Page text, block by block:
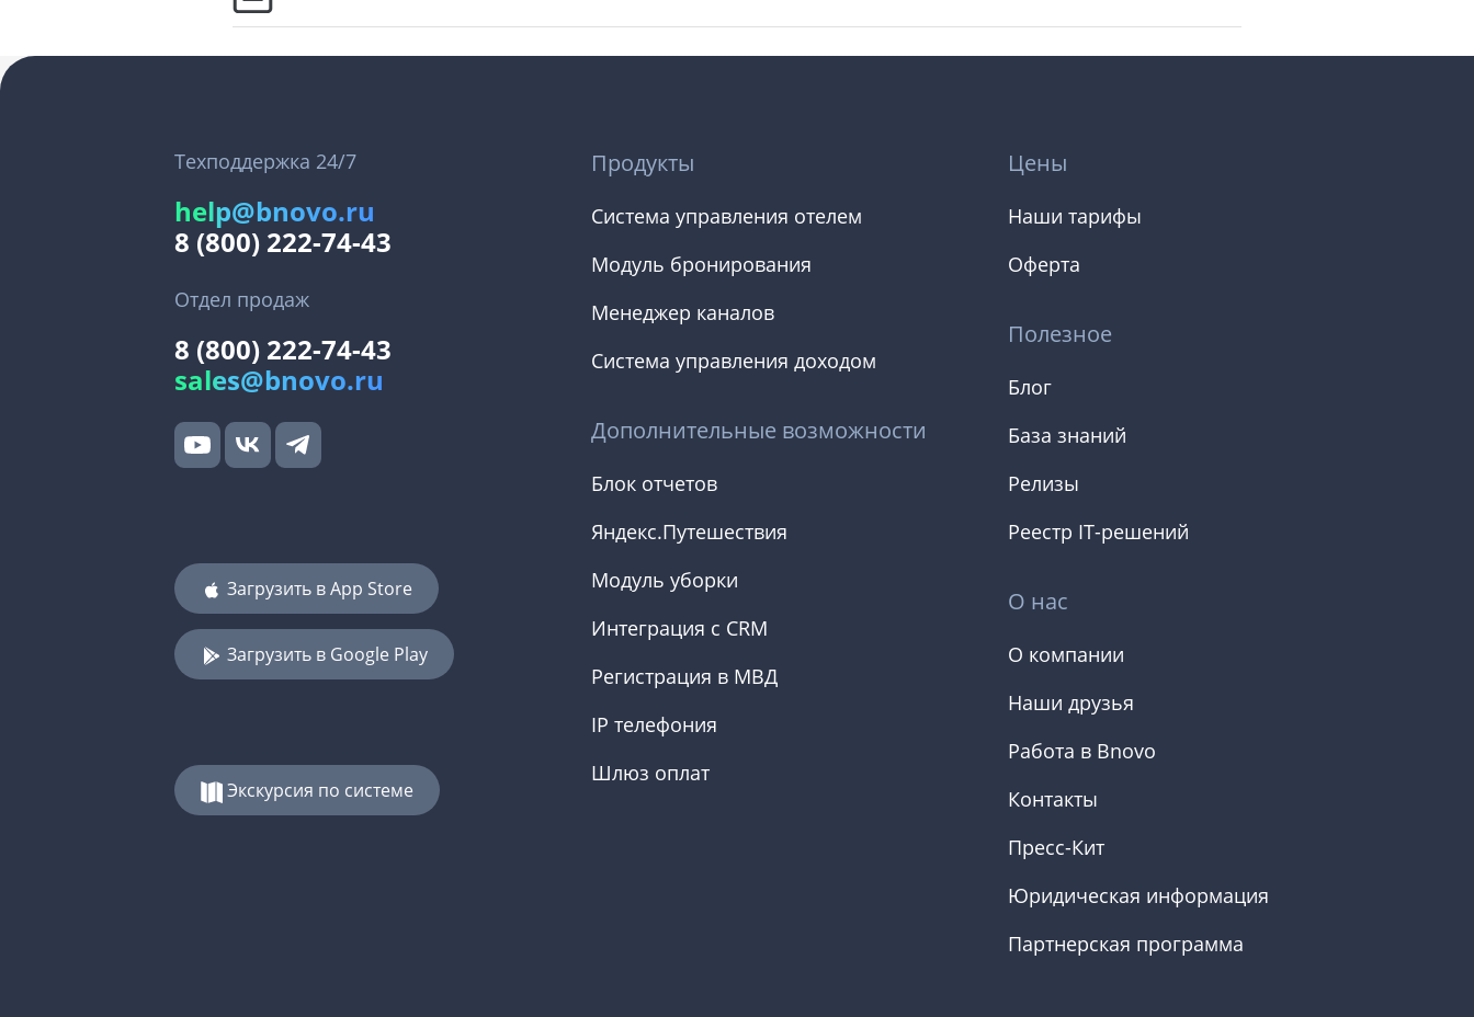
Техподдержка 24/7
help@bnovo.ru
8 (800) 222-74-43
Отдел продаж
8 (800) 222-74-43
sales@bnovo.ru
Загрузить в App Store
Загрузить в Google Play
Экскурсия по системе
Продукты
Система управления отелем
Модуль бронирования
Менеджер каналов
Система управления доходом
Дополнительные возможности
Блок отчетов
Яндекс.Путешествия
Модуль уборки
Интеграция с CRM
Регистрация в МВД
IP телефония
Шлюз оплат
Цены
Наши тарифы
Оферта
Полезное
Блог
База знаний
Релизы
Реестр IT-решений
О нас
О компании
Наши друзья
Работа в Bnovo
Контакты
Пресс-Кит
Юридическая информация
Партнерская программа